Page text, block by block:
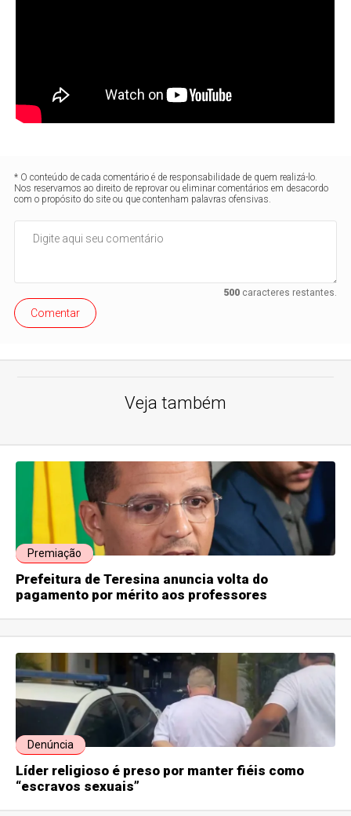
* O conteúdo de cada comentário é de responsabilidade de quem realizá-lo.
Nos reservamos ao direito de reprovar ou eliminar comentários em desacordo
com o propósito do site ou que contenham palavras ofensivas.
500caracteres restantes.
Comentar
Veja também
Premiação
Prefeitura de Teresina anuncia volta do
pagamento por mérito aos professores
Denúncia
Líder religioso é preso por manter fiéis como
“escravos sexuais”